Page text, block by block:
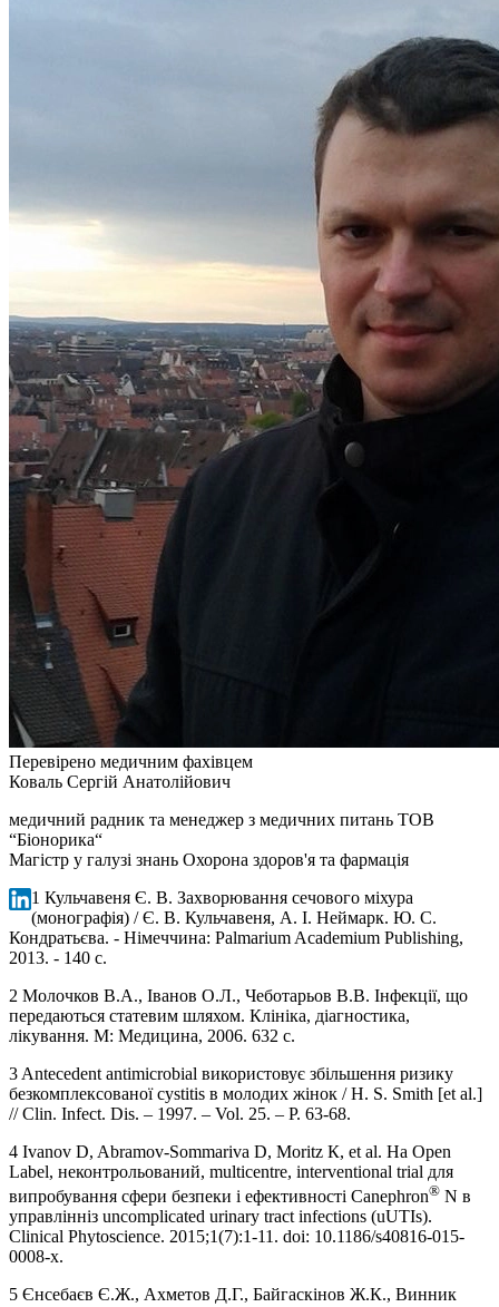
Перевірено медичним фахівцем
Коваль Сергій Анатолійович
медичний радник та менеджер з медичних питань ТОВ
“Біонорика“
Магістр у галузі знань Охорона здоров'я та фармація
1 Кульчавеня Є. В. Захворювання сечового міхура
(монографія) / Є. В. Кульчавеня, А. І. Неймарк. Ю. С.
Кондратьєва. - Німеччина: Palmarium Academium Publishing,
2013. - 140 с.
2 Молочков В.А., Іванов О.Л., Чеботарьов В.В. Інфекції, що
передаються статевим шляхом. Клініка, діагностика,
лікування. М: Медицина, 2006. 632 с.
3 Antecedent antimicrobial використовує збільшення ризику
безкомплексованої cystitis в молодих жінок / H. S. Smith [et al.]
// Clin. Infect. Dis. – 1997. – Vol. 25. – Р. 63-68.
4 Ivanov D, Abramov-Sommariva D, Moritz К, et al. На Open
Label, неконтрольований, multicentre, interventional trial для
випробування сфери безпеки і ефективності Canephron® N в
управлінніз uncomplicated urinary tract infections (uUTIs).
Clinical Phytoscience. 2015;1(7):1-11. doi: 10.1186/s40816-015-
0008-x.
5 Єнсебаєв Є.Ж., Ахметов Д.Г., Байгаскінов Ж.К., Винник